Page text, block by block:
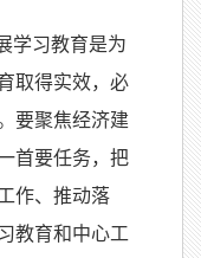
习教育是为
取得实效，必
要聚焦经济建
首要任务，把
作、推动落
教育和中心工